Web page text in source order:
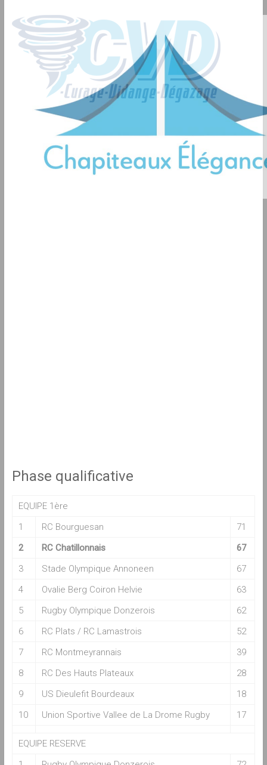
Phase qualificative
EQUIPE 1ère
1
RC Bourguesan
71
2
RC Chatillonnais
67
3
Stade Olympique Annoneen
67
4
Ovalie Berg Coiron Helvie
63
5
Rugby Olympique Donzerois
62
6
RC Plats / RC Lamastrois
52
7
RC Montmeyrannais
39
8
RC Des Hauts Plateaux
28
9
US Dieulefit Bourdeaux
18
10
Union Sportive Vallee de La Drome Rugby 17
EQUIPE RESERVE